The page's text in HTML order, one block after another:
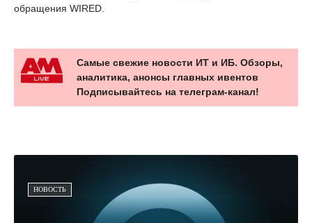
обращения WIRED.
Самые свежие новости ИТ и ИБ. Обзоры,
аналитика, анонсы главных ивентов
Подписывайтесь на телеграм-канал!
НОВОСТЬ